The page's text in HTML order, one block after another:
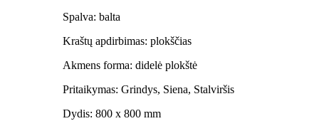
Spalva: balta
Kraštų apdirbimas: plokščias
Akmens forma: didelė plokštė
Pritaikymas: Grindys, Siena, Stalviršis
Dydis: 800 x 800 mm